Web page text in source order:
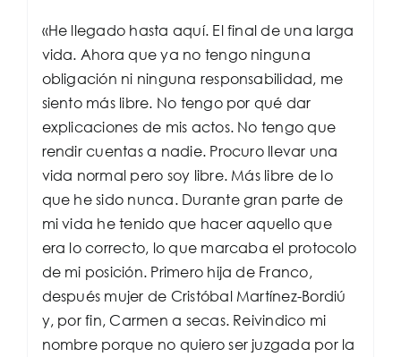
«He llegado hasta aquí. El final de una larga
vida. Ahora que ya no tengo ninguna
obligación ni ninguna responsabilidad, me
siento más libre. No tengo por qué dar
explicaciones de mis actos. No tengo que
rendir cuentas a nadie. Procuro llevar una
vida normal pero soy libre. Más libre de lo
que he sido nunca. Durante gran parte de
mi vida he tenido que hacer aquello que
era lo correcto, lo que marcaba el protocolo
de mi posición. Primero hija de Franco,
después mujer de Cristóbal Martínez-Bordiú
y, por fin, Carmen a secas. Reivindico mi
nombre porque no quiero ser juzgada por la